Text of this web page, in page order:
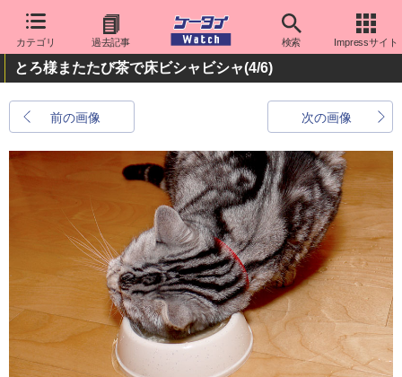
カテゴリ 過去記事 検索 Impressサイト
とろ様またたび茶で床ビシャビシャ(4/6)
前の画像 次の画像